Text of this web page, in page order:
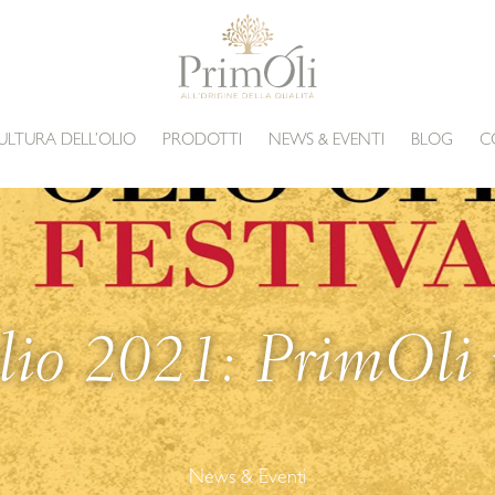
DELL’OLIO PRODOTTI NEWS & EVENTI BLOG
2021:
News & Eventi